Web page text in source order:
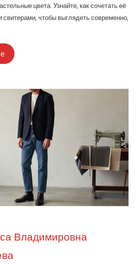
цвета. Узнайте, как сочетать её
чтобы выглядеть современно,
Владимировна